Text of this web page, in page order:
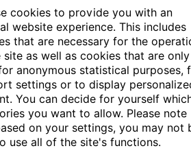
cookies to provide you with an
website experience. This includes
that are necessary for the
site as well as cookies that are only
anonymous statistical purposes,
settings or to display
You can decide for yourself
you want to allow. Please note
on your settings, you may not
use all of the site's functions.
Articles Key
y la